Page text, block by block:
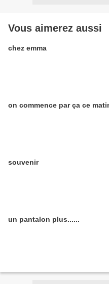
Vous aimerez aussi
chez emma
on commence par ça ce
souvenir
un pantalon plus......